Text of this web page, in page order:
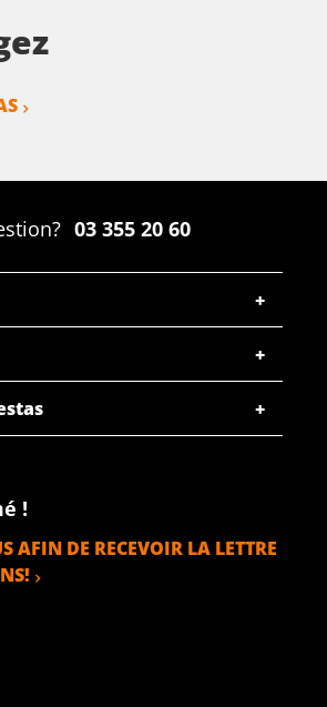
03 355 20 60
!
AFIN DE RECEVOIR LA LETTRE